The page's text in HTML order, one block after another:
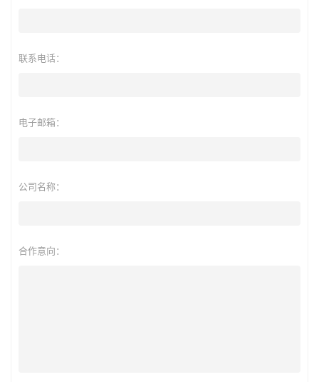
联系电话：
电子邮箱：
公司名称：
合作意向：